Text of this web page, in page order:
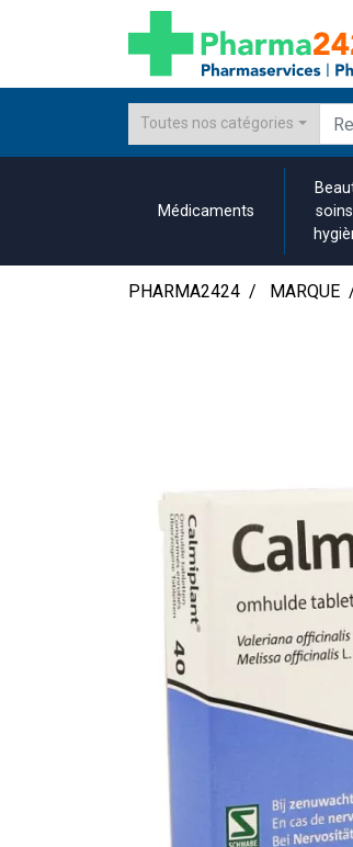
Toutes nos catégories
Médicaments
PHARMA2424 MARQUE